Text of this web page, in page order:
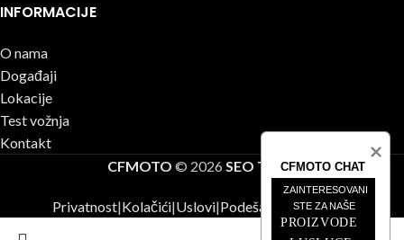
INFORMACIJE
O nama
Događaji
Lokacije
Test vožnja
Kontakt
CFMOTO © 2026 SEO Team.
Privatnost|Kolačići|Uslovi|Podešavanja kolačića
CFMOTO CHAT
ZAINTERESOVANI
STE ZA NAŠE
PROIZVODE